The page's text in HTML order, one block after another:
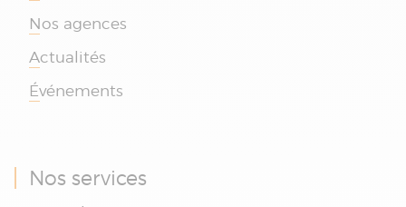
Nos agences
Actualités
Événements
Nos services